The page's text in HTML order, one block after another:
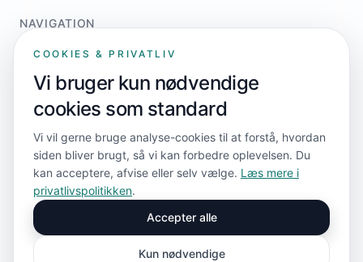
NAVIGATION
Home
For jobsøgere
For virksomheder
Priser
Kontakt
FØLG OS
COOKIES & PRIVATLIV
Vi bruger kun nødvendige
cookies som standard
Vi vil gerne bruge analyse-cookies til at forstå, hvordan
siden bliver brugt, så vi kan forbedre oplevelsen. Du
kan acceptere, afvise eller selv vælge. Læs mere i
privatlivspolitikken.
Accepter alle
Kun nødvendige